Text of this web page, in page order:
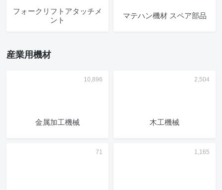
フォークリフトアタッチメ
ント
マテハン機材 スペア部品
産業用機材
金属加工機械 木工機械